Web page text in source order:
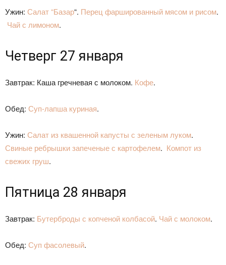
Ужин: Салат “Базар“. Перец фаршированный мясом и рисом.
Чай с лимоном.
Четверг 27 января
Завтрак: Каша гречневая с молоком. Кофе.
Обед: Суп-лапша куриная.
Ужин: Салат из квашенной капусты с зеленым луком.
Свиные ребрышки запеченые с картофелем. Компот из
свежих груш.
Пятница 28 января
Завтрак: Бутерброды с копченой колбасой. Чай с молоком.
Обед: Суп фасолевый.